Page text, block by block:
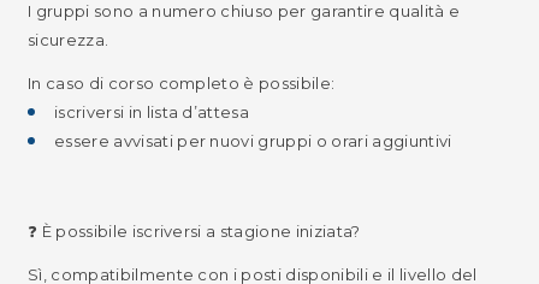
I gruppi sono a numero chiuso per garantire qualità e
sicurezza.
In caso di corso completo è possibile:
iscriversi in lista d’attesa
essere avvisati per nuovi gruppi o orari aggiuntivi
❓ È possibile iscriversi a stagione iniziata?
Sì, compatibilmente con i posti disponibili e il livello del